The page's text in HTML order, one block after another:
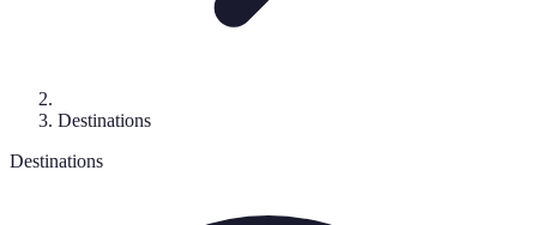
Destinations
Destinations